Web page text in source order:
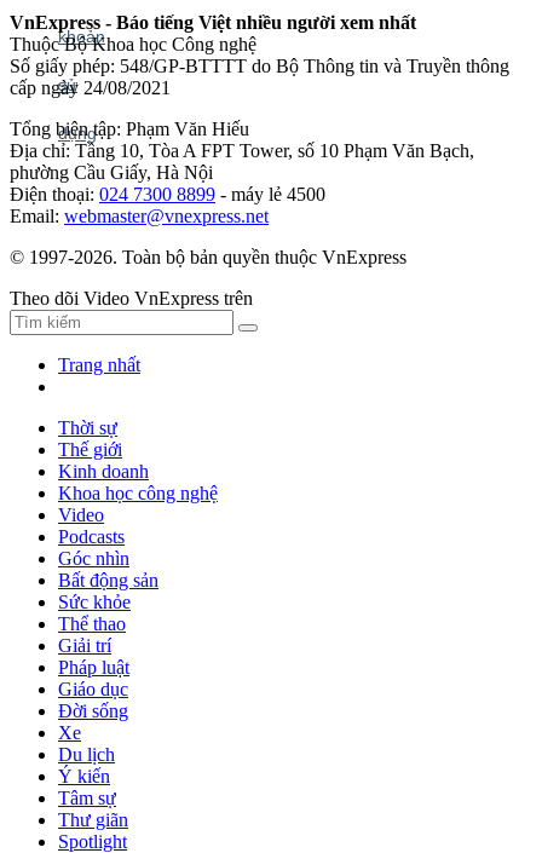
VnExpress - Báo tiếng Việt nhiều người xem nhất
Thuộc Bộ Khoa học Công nghệ
Số giấy phép: 548/GP-BTTTT do Bộ Thông tin và Truyền thông
cấp ngày 24/08/2021
Tổng biên tập: Phạm Văn Hiếu
Địa chỉ: Tầng 10, Tòa A FPT Tower, số 10 Phạm Văn Bạch,
phường Cầu Giấy, Hà Nội
Điện thoại: 024 7300 8899 - máy lẻ 4500
Email: webmaster@vnexpress.net
© 1997-2026. Toàn bộ bản quyền thuộc VnExpress
Theo dõi Video VnExpress trên
Trang nhất
Thời sự
Thế giới
Kinh doanh
Khoa học công nghệ
Video
Podcasts
Góc nhìn
Bất động sản
Sức khỏe
Thể thao
Giải trí
Pháp luật
Giáo dục
Đời sống
Xe
Du lịch
Ý kiến
Tâm sự
Thư giãn
Spotlight